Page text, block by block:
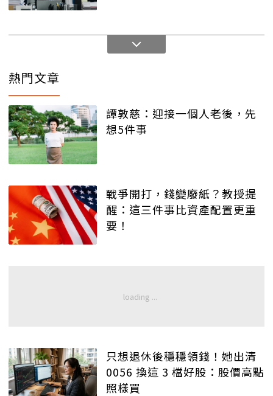
熱門文章
譚敦慈：迎接一個人老後，先
想5件事
戰爭開打，錢變廢紙？教授提
醒：這三件事比資產配置更重
要！
只想退休後穩穩領錢！她出清
0056 換這 3 檔好股：股價高點
照樣買